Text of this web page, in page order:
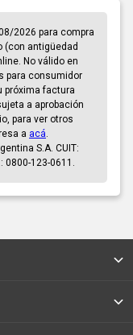
2026 para compra
(con antigüedad
No válido en
para consumidor
próxima factura
a aprobación
para ver otros
a acá
S.A. CUIT:
0800-123-0611.